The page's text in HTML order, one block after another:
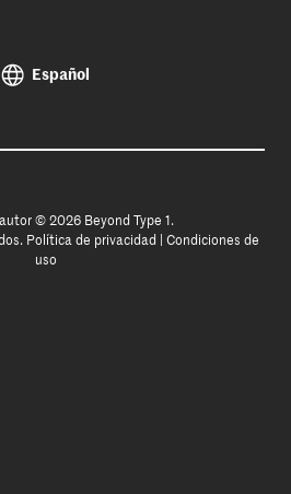
Español
© 2026 Beyond Type 1.
Política de privacidad
Condiciones de
uso